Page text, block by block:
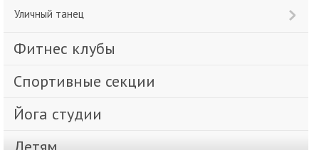
Уличный танец
Фитнес клубы
Спортивные секции
Йога студии